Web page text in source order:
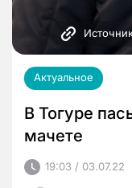
Актуальное
В Тогуре
мачете
19:03 / 03.07.22